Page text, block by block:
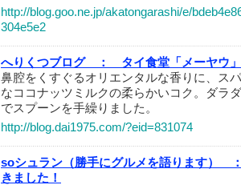
http://blog.goo.ne.jp/akatongarashi/e/
304e5e2
へりくつブログ ：
タイ食堂「メーヤウ
鼻腔をくすぐるオリエンタルな香りに、ス
なココナッツミルクの柔らかいコク。ダラ
でスプーンを手繰りました。
http://blog.dai1975.com/?eid=831074
soシュラン（勝手にグルメを語ります）
きました！